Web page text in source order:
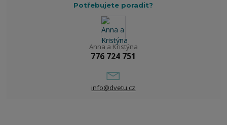
Potřebujete poradit?
Anna a Kristýna
776 724 751
info@dvetu.cz